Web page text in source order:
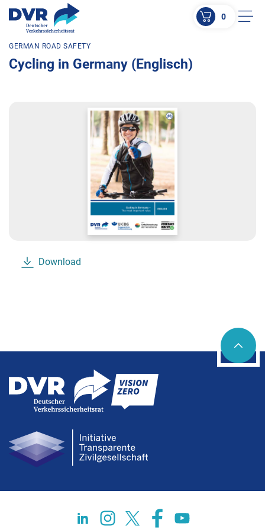
ZUM HAUPTINHALT SPRINGEN
ZUR SUCHE SPRINGEN
0
GERMAN ROAD SAFETY
Cycling in Germany (Englisch)
Download
Social networks